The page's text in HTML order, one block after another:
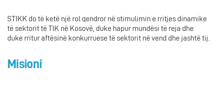
STIKK do të ketë një rol qendror në stimulimin e rritjes dinamike
të sektorit të TIK në Kosovë, duke hapur mundësi të reja dhe
duke rritur aftësinë konkurruese të sektorit në vend dhe jashtë tij.
Misioni